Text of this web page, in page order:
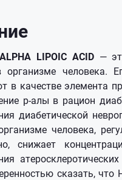
LIPOIC ACID—
организме человека.
в качестве элемента
р-алы в рацион
диабетической
человека,
снижает
сказать, что